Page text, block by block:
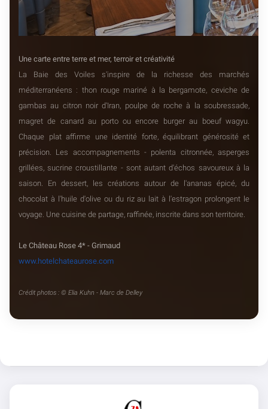
Une carte entre terre et mer, terroir et créativité
La Baie des Voiles s'inspire de la richesse des marchés
méditerranéens : thon rouge mariné à la bergamote, ceviche de
gambas au citron noir d'Iran, poulpe de roche à la soubressade,
magret de canard au porto ou encore burger au boeuf wagyu.
Chaque plat affirme une identité forte, équilibrant générosité et
précision. Les accompagnements - polenta citronnée, asperges
grillées, sucrine croustillante - sont autant d'échos savoureux à la
saison. En dessert, les créations autour de l'ananas épicé, du
chocolat à l'huile d'olive ou du riz au lait à l'estragon prolongent le
voyage. Une cuisine de partage, raffinée, inscrite dans son territoire.
Le Château Rose 4* - Grimaud
www.hotelchateaurose.com
Crédit photos : © Elia Kuhn - Marc de Delley